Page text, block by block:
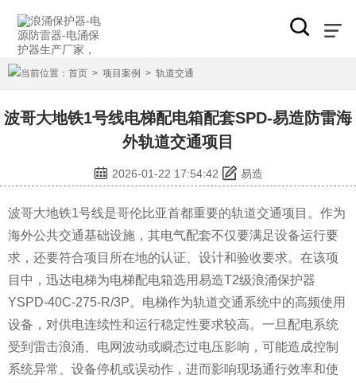
当前位置： 首页 > 项目案例 > 轨道交通
波哥大地铁1号线电梯配电箱配套SPD-易造防雷海
外轨道交通项目
2026-01-22 17:54:42 易造
波哥大地铁1号线是哥伦比亚首都重要的轨道交通项目。作为
海外公共交通基础设施，其电气配套不仅要满足设备运行要
求，还要符合项目所在地的认证、设计和验收要求。在该项
目中，迅达电梯为电梯配电箱选用易造T2级浪涌保护器
YSPD-40C-275-R/3P。电梯作为轨道交通系统中的高频使用
设备，对供电连续性和运行稳定性要求较高。一旦配电系统
受到雷击浪涌、电网波动或瞬态过电压影响，可能造成控制
系统异常、设备停机或误动作，进而影响现场通行效率和使